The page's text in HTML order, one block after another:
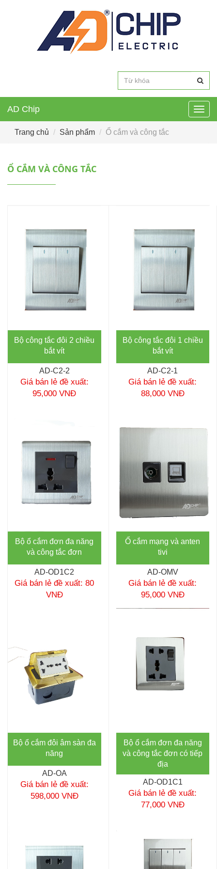
AD Chip
Trang chủ Sản phẩm Ổ cắm và công tắc
Ổ CẮM VÀ CÔNG TẮC
Bộ công tắc đôi 2 chiều
bắt vít
AD-C2-2
Giá bán lẻ đề xuất:
95,000 VNĐ
Bộ công tắc đôi 1 chiều
bắt vít
AD-C2-1
Giá bán lẻ đề xuất:
88,000 VNĐ
Bộ ổ cắm đơn đa năng
và công tắc đơn
AD-OD1C2
Giá bán lẻ đề xuất: 80
VNĐ
Ổ cắm mạng và anten
tivi
AD-OMV
Giá bán lẻ đề xuất:
95,000 VNĐ
Bộ ổ cắm đôi âm sàn đa
năng
AD-OA
Giá bán lẻ đề xuất:
598,000 VNĐ
Bộ ổ cắm đơn đa năng
và công tắc đơn có tiếp
địa
AD-OD1C1
Giá bán lẻ đề xuất:
77,000 VNĐ